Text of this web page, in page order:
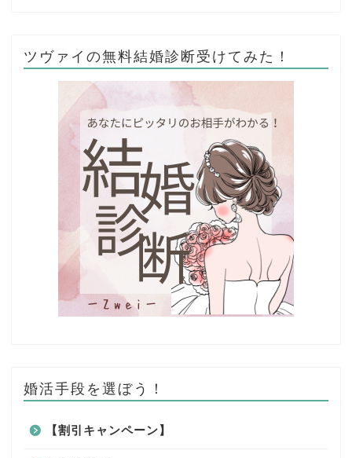
ツヴァイの無料結婚診断受けてみた！
婚活手段を選ぼう！
【割引キャンペーン】